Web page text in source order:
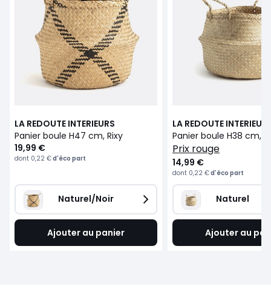
LA REDOUTE INTERIEURS
Panier boule H47 cm, Rixy
19,99 €
dont 0,22 €d'éco part
Naturel/Noir
Ajouter au panier
LA REDOUTE
Panier boule H38 cm,
prix rouge
14,99 €
dont 0,22 €d'éco part
Naturel
Ajouter au